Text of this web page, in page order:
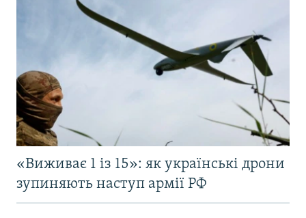
«Виживає 1 із 15»: як українські дрони
зупиняють наступ армії РФ